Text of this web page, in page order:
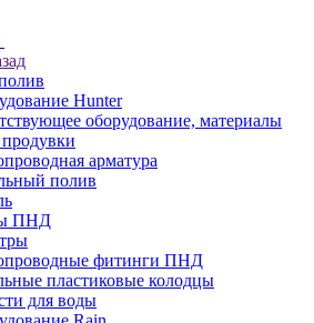
Hunter
оборудование, материалы
арматура
полив
ПНД
фитинги ПНД
пластиковые колодцы
для воды